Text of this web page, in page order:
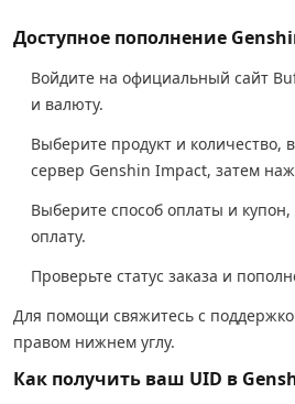
Доступное пополнение
Войдите на официальный сайт
и валюту.
Выберите продукт и количество,
сервер Genshin Impact, затем
Выберите способ оплаты и
оплату.
Проверьте статус заказа и
Для помощи свяжитесь с
правом нижнем углу.
Как получить ваш UID в